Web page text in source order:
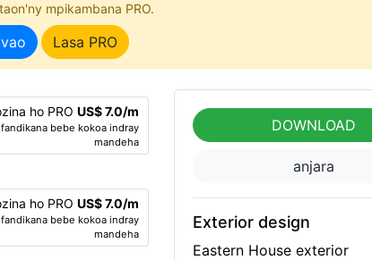
mpikambana PRO.
Lasa PRO
ho PRO US$ 7.0/m
bebe kokoa indray
mandeha
ho PRO US$ 7.0/m
bebe kokoa indray
mandeha
DOWNLOAD
anjara
Exterior design
Eastern House exterior